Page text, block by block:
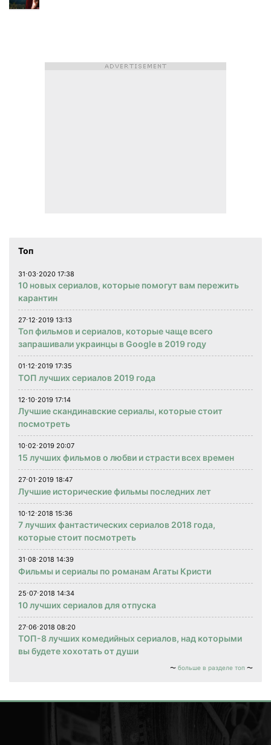
Топ
31⋅03⋅2020 17:38
10 новых сериалов, которые помогут вам пережить
карантин
27⋅12⋅2019 13:13
Топ фильмов и сериалов, которые чаще всего
запрашивали украинцы в Google в 2019 году
01⋅12⋅2019 17:35
ТОП лучших сериалов 2019 года
12⋅10⋅2019 17:14
Лучшие скандинавские сериалы, которые стоит
посмотреть
10⋅02⋅2019 20:07
15 лучших фильмов о любви и страсти всех времен
27⋅01⋅2019 18:47
Лучшие исторические фильмы последних лет
10⋅12⋅2018 15:36
7 лучших фантастических сериалов 2018 года,
которые стоит посмотреть
31⋅08⋅2018 14:39
Фильмы и сериалы по романам Агаты Кристи
25⋅07⋅2018 14:34
10 лучших сериалов для отпуска
27⋅06⋅2018 08:20
ТОП-8 лучших комедийных сериалов, над которыми
вы будете хохотать от души
больше в разделе топ